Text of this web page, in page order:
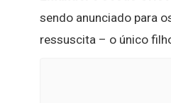
sendo anunciado para
ressuscita – o único